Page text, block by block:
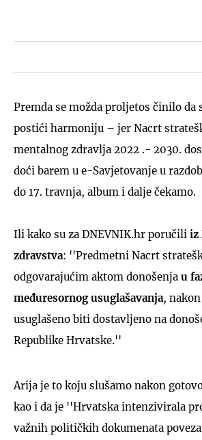
Premda se možda proljetos činilo da
postići harmoniju – jer Nacrt
mentalnog zdravlja 2022 .- 2030.
doći barem u e-Savjetovanje u
do 17. travnja, album i dalje čekamo.
Ili kako su za DNEVNIK.hr poručili iz
zdravstva: ''Predmetni Nacrt
odgovarajućim aktom donošenja u
međuresornog usuglašavanja, nakon
usuglašeno biti dostavljeno na
Republike Hrvatske.''
Arija je to koju slušamo nakon
kao i da je ''Hrvatska intenzivirala
važnih političkih dokumenata